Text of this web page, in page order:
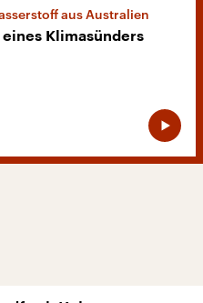
aus Australien
Klimasünders